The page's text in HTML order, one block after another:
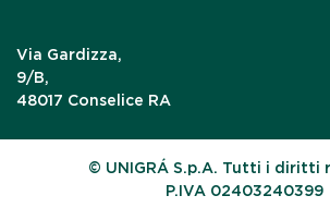
Via Gardizza,
9/B,
48017 Conselice RA
© UNIGRÁ S.p.A. Tutti i diritti
P.IVA 02403240399